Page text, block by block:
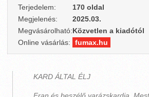
Terjedelem:
170 oldal
Megjelenés:
2025.03.
Megvásárolható:Közvetlen a kiadótól
Online vásárlás:
fumax.hu
KARD ÁLTAL ÉLJ